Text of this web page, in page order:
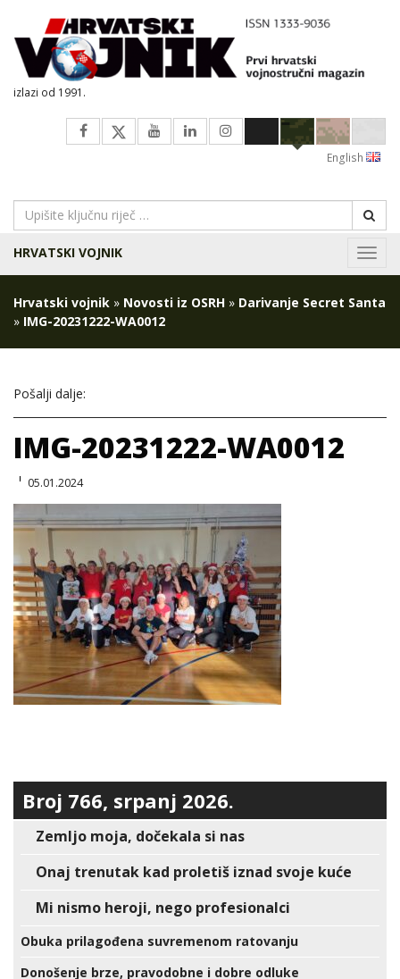
izlazi od 1991.
English
HRVATSKI VOJNIK
Hrvatski vojnik » Novosti iz OSRH » Darivanje Secret Santa
» IMG-20231222-WA0012
Pošalji dalje:
IMG-20231222-WA0012
05.01.2024
Broj 766, srpanj 2026.
Zemljo moja, dočekala si nas
Onaj trenutak kad proletiš iznad svoje kuće
Mi nismo heroji, nego profesionalci
Obuka prilagođena suvremenom ratovanju
Donošenje brze, pravodobne i dobre odluke